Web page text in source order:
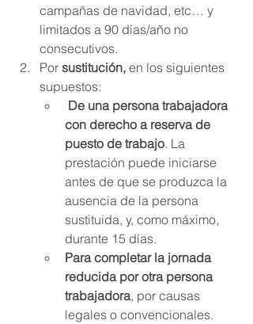
campañas de navidad, etc… y
limitados a 90 días/año no
consecutivos.
Por sustitución, en los siguientes
supuestos:
De una persona trabajadora
con derecho a reserva de
puesto de trabajo. La
prestación puede iniciarse
antes de que se produzca la
ausencia de la persona
sustituida, y, como máximo,
durante 15 días.
Para completar la jornada
reducida por otra persona
trabajadora, por causas
legales o convencionales.